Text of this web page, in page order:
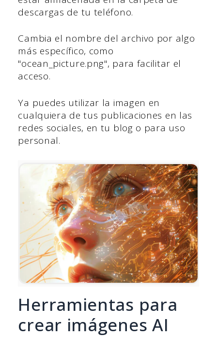
descargas de tu teléfono.
Cambia el nombre del archivo por algo
más específico, como
"ocean_picture.png", para facilitar el
acceso.
Ya puedes utilizar la imagen en
cualquiera de tus publicaciones en las
redes sociales, en tu blog o para uso
personal.
Herramientas para
crear imágenes AI